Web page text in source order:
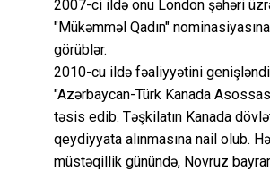
2007-ci ildə onu London şəhəri
"Mükəmməl Qadın"
görüblər.
2010-cu ildə fəaliyyətini
"Azərbaycan-Türk Kanada
təsis edib. Təşkilatın Kanada
qeydiyyata alınmasına nail olub.
müstəqillik günündə, Novruz